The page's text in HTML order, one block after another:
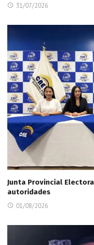
31/07/2026
Junta Provincial
autoridades
01/08/2026